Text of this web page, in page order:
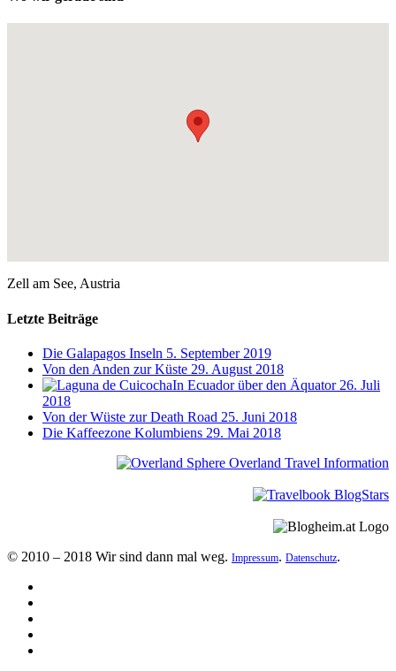
Zell am See, Austria
Letzte Beiträge
Die Galapagos Inseln 5. September 2019
Von den Anden zur Küste 29. August 2018
In Ecuador über den Äquator 26. Juli
2018
Von der Wüste zur Death Road 25. Juni 2018
Die Kaffeezone Kolumbiens 29. Mai 2018
© 2010 – 2018 Wir sind dann mal weg. Impressum. Datenschutz.